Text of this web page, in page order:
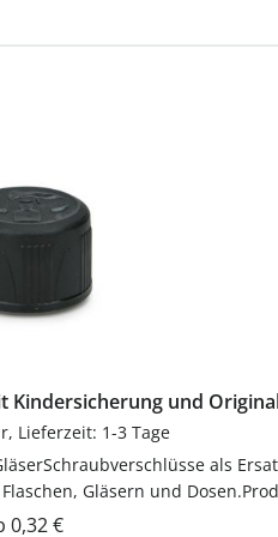
Kindersicherung und
Lieferzeit: 1-3 Tage
Gläsern und
Einfach in der
Preis:
0,32 €